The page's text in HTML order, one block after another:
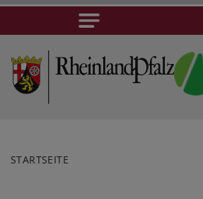
STARTSEITE